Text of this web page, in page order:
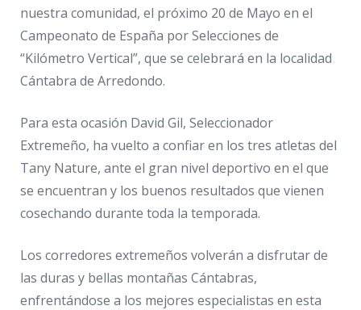
nuestra comunidad, el próximo 20 de Mayo en el
Campeonato de España por Selecciones de
“Kilómetro Vertical”, que se celebrará en la localidad
Cántabra de Arredondo.
Para esta ocasión David Gil, Seleccionador
Extremeño, ha vuelto a confiar en los tres atletas del
Tany Nature, ante el gran nivel deportivo en el que
se encuentran y los buenos resultados que vienen
cosechando durante toda la temporada.
Los corredores extremeños volverán a disfrutar de
las duras y bellas montañas Cántabras,
enfrentándose a los mejores especialistas en esta